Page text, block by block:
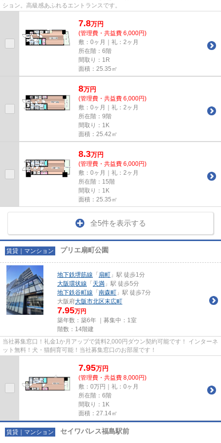
ション。高級感あふれるエントランスです。
7.8万円
(管理費・共益費 6,000円)
敷：0ヶ月｜礼：2ヶ月
所在階：6階
間取り：1R
面積：25.35㎡
8万円
(管理費・共益費 6,000円)
敷：0ヶ月｜礼：2ヶ月
所在階：9階
間取り：1K
面積：25.42㎡
8.3万円
(管理費・共益費 6,000円)
敷：0ヶ月｜礼：2ヶ月
所在階：15階
間取り：1K
面積：25.35㎡
全5件を表示する
賃貸｜マンション プリエ扇町公園
地下鉄堺筋線 「 扇町 」駅 徒歩1分
大阪環状線 「 天満 」駅 徒歩5分
地下鉄谷町線 「 南森町 」駅 徒歩7分
大阪府大阪市北区末広町
7.95万円
築年数：築6年 ｜募集中： 1室
階数：14階建
当社募集窓口！礼金1か月アップで賃料2,000円ダウン契約可能です！ インターネ
ット無料！犬・猫飼育可能！当社募集窓口のお部屋です！
7.95万円
(管理費・共益費 8,000円)
敷：0万円｜礼：0ヶ月
所在階：6階
間取り：1K
面積：27.14㎡
賃貸｜マンション セイワパレス福島駅前